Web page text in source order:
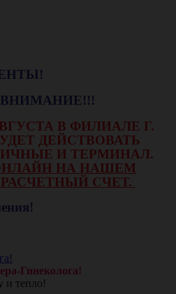
В ФИЛИАЛЕ Г.
ДЕЙСТВОВАТЬ
И ТЕРМИНАЛ.
НА НАШЕМ
СЧЕТ.
Гинеколога!
и тепло!